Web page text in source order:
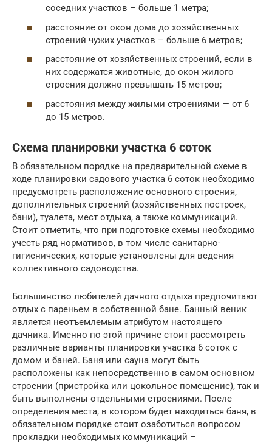
соседних участков – больше 1 метра;
расстояние от окон дома до хозяйственных
строений чужих участков – больше 6 метров;
расстояние от хозяйственных строений, если в
них содержатся животные, до окон жилого
строения должно превышать 15 метров;
расстояния между жилыми строениями — от 6
до 15 метров.
Схема планировки участка 6 соток
В обязательном порядке на предварительной схеме в
ходе планировки садового участка 6 соток необходимо
предусмотреть расположение основного строения,
дополнительных строений (хозяйственных построек,
бани), туалета, мест отдыха, а также коммуникаций.
Стоит отметить, что при подготовке схемы необходимо
учесть ряд нормативов, в том числе санитарно-
гигиенических, которые установлены для ведения
коллективного садоводства.
Большинство любителей дачного отдыха предпочитают
отдых с пареньем в собственной бане. Банный веник
является неотъемлемым атрибутом настоящего
дачника. Именно по этой причине стоит рассмотреть
различные варианты планировки участка 6 соток с
домом и баней. Баня или сауна могут быть
расположены как непосредственно в самом основном
строении (пристройка или цокольное помещение), так и
быть выполнены отдельными строениями. После
определения места, в котором будет находиться баня, в
обязательном порядке стоит озаботиться вопросом
прокладки необходимых коммуникаций –